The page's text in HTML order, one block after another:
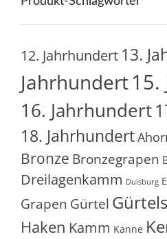
12. Jahrhundert 13.
Jahrhundert
16. Jahrhundert
18. Jahrhundert
Bronze Bronzegrapen
Dreilagenkamm Duisburg
Grapen Gürtel
Haken Kamm Kanne